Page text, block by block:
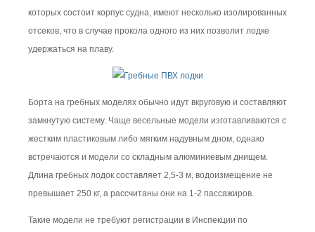
которых состоит корпус судна, имеют несколько изолированных
отсеков, что в случае прокола одного из них позволит лодке
удержаться на плаву.
Борта на гребных моделях обычно идут вкруговую и составляют
замкнутую систему. Чаще весельные модели изготавливаются с
жестким пластиковым либо мягким надувным дном, однако
встречаются и модели со складным алюминиевым днищем.
Длина гребных лодок составляет 2,5-3 м, водоизмещение не
превышает 250 кг, а рассчитаны они на 1-2 пассажиров.
Такие модели не требуют регистрации в Инспекции по